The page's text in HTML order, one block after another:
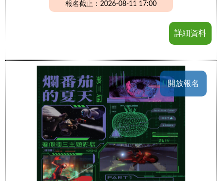
報名截止：2026-08-11 17:00
詳細資料
開放報名